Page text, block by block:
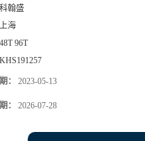
科翰盛
上海
48T 96T
KHS191257
： 2023-05-13
： 2026-07-28